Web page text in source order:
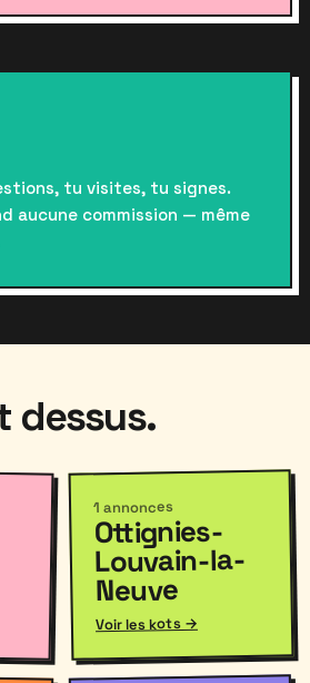
tu visites, tu signes.
aucune commission — même
dessus.
1 annonces
Ottignies-
Louvain-la-
Neuve
Voir les kots →